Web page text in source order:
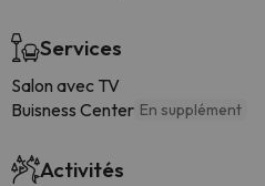
Services
Salon avec TV
Buisness Center En supplément
Activités